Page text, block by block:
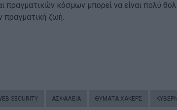
πραγματικών κόσμων μπορεί να είναι πολύ
πραγματική ζωή.
SECURITY ΑΣΦΆΛΕΙΑ ΘΎΜΑΤΑ ΧΆΚΕΡΣ